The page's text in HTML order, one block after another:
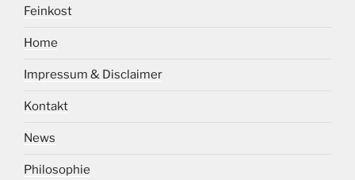
Feinkost
Home
Impressum & Disclaimer
Kontakt
News
Philosophie